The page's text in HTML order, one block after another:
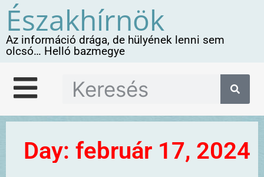
Északhírnök
Az információ drága, de hülyének lenni sem
olcsó… Helló bazmegye
Day: február 17, 2024